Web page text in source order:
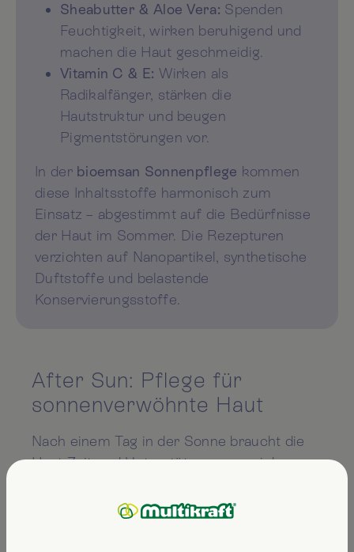
Sheabutter & Aloe Vera: Spenden
Feuchtigkeit, wirken beruhigend und
machen die Haut geschmeidig.
Vitamin C & E: Wirken als
Radikalfänger, stärken die
Hautstruktur und beugen
Pigmentstörungen vor.
In der bioemsan Sonnenpflege kommen
diese Inhaltsstoffe harmonisch zum
Einsatz – abgestimmt auf die Bedürfnisse
der Haut im Sommer. Die Rezepturen
verzichten auf Nanopartikel, synthetische
Duftstoffe und belastende
Konservierungsstoffe.
After Sun: Pflege für
sonnenverwöhnte Haut
Nach einem Tag in der Sonne braucht die
Haut Zeit und Unterstützung, um sich zu
Pflege-Ritual nach dem Sonnenbad: